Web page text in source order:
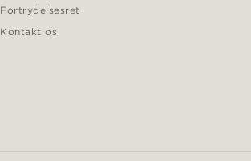
Fortrydelsesret
Kontakt os